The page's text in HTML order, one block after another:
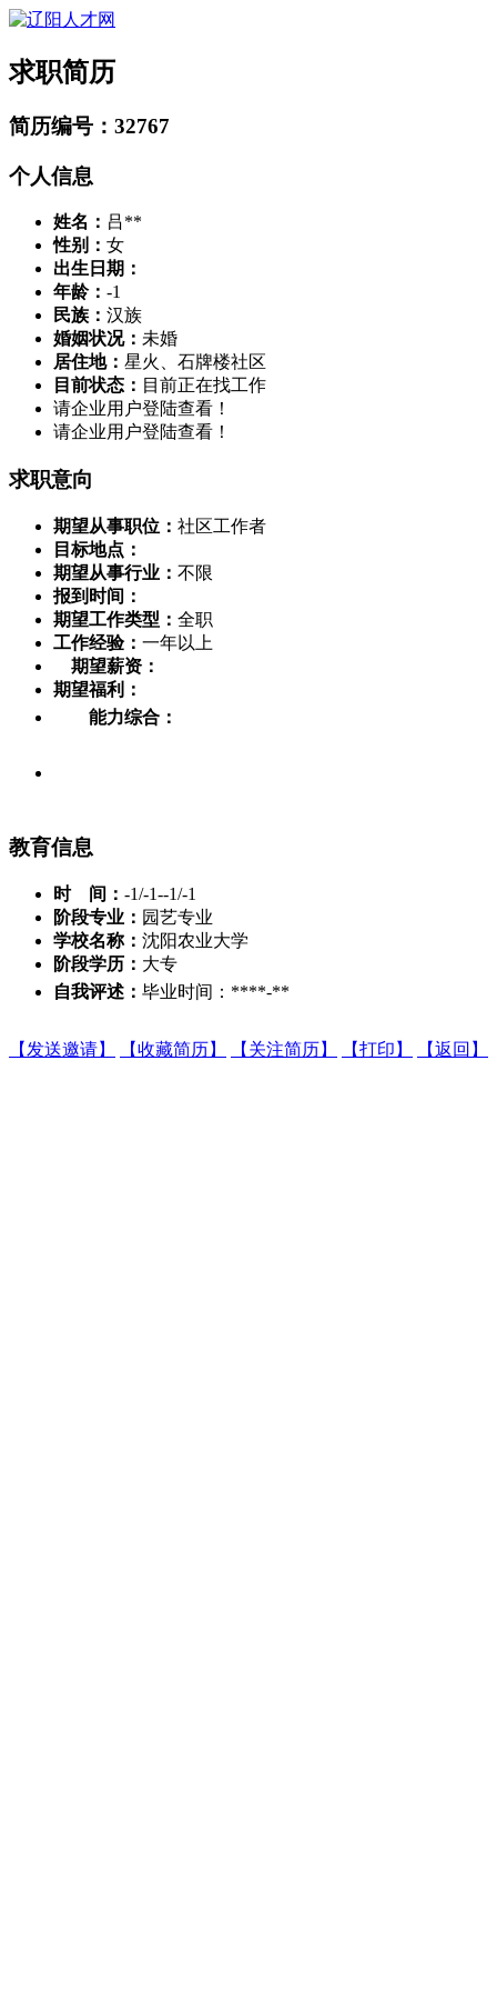
求职简历
简历编号：32767
个人信息
姓名： 吕**
性别： 女
出生日期：
年龄： -1
民族： 汉族
婚姻状况： 未婚
居住地： 星火、石牌楼社区
目前状态： 目前正在找工作
请企业用户登陆查看！
请企业用户登陆查看！
求职意向
期望从事职位： 社区工作者
目标地点：
期望从事行业： 不限
报到时间：
期望工作类型： 全职
工作经验： 一年以上
期望薪资：
期望福利：
能力综合：
教育信息
时 间： -1/-1--1/-1
阶段专业： 园艺专业
学校名称： 沈阳农业大学
阶段学历： 大专
自我评述： 毕业时间：****-**
【发送邀请】 【收藏简历】 【关注简历】 【打印】 【返回】